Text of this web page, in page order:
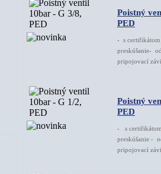
Poistný
PED
- s
preskúšanie-
pripojovací
Poistný
PED
- s
preskúšanie -
pripojovací